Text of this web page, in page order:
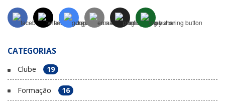
CATEGORIAS
Clube 19
Formação 16